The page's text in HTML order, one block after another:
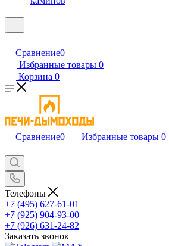
Сравнение0
Избранные товары 0
Корзина 0
Сравнение0 Избранные товары 0
Телефоны
+7 (495) 627-61-01
+7 (925) 904-93-00
+7 (926) 631-24-82
Заказать звонок